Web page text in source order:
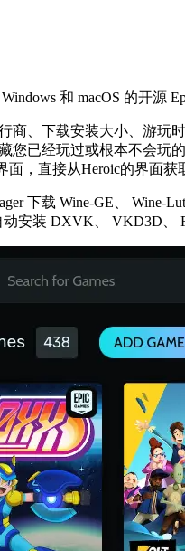
和 macOS 的开源
商、下载安装大小、游玩时
您已经玩过或根本不会玩的
，直接从Heroic的界面获
下载 Wine-GE、 Wine-
动安装 DXVK、 VKD3D